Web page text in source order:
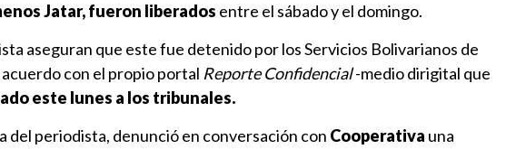
Jatar, fueron liberados entre el sábado y el domingo.
aseguran que este fue detenido por los Servicios Bolivarianos de
con el propio portal Reporte Confidencial-medio dirigital que
este lunes a los tribunales.
del periodista, denunció en conversación con Cooperativa una